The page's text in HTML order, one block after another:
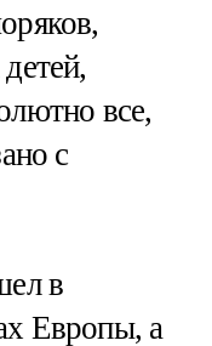
все,
с
в
Европы, а